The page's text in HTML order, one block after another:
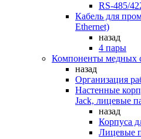
RS-485/
Кабель для
Ethernet)
назад
4 пары
Компоненты медных
назад
Организация
Настенные
Jack, лицевые
назад
Корпуса
Лицевые